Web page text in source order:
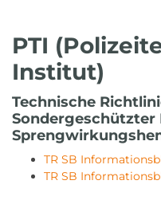
PTI
Institut)
Technische
Sondergeschützter
TR SB
TR SB